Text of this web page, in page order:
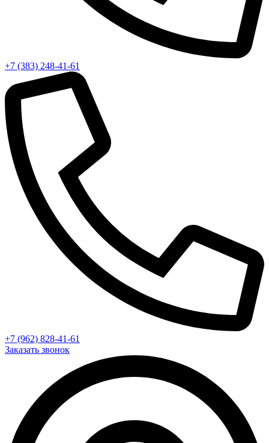
+7 (383) 248-41-61
+7 (962) 828-41-61
Заказать звонок